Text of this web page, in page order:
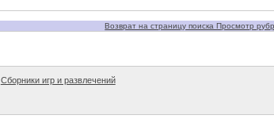
Возврат на страницу поиска Просмотр
Сборники игр и развлечений